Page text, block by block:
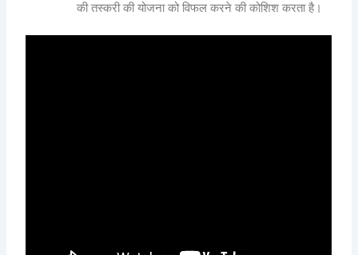
की तस्करी की योजना को विफल करने की कोशिश करता है।